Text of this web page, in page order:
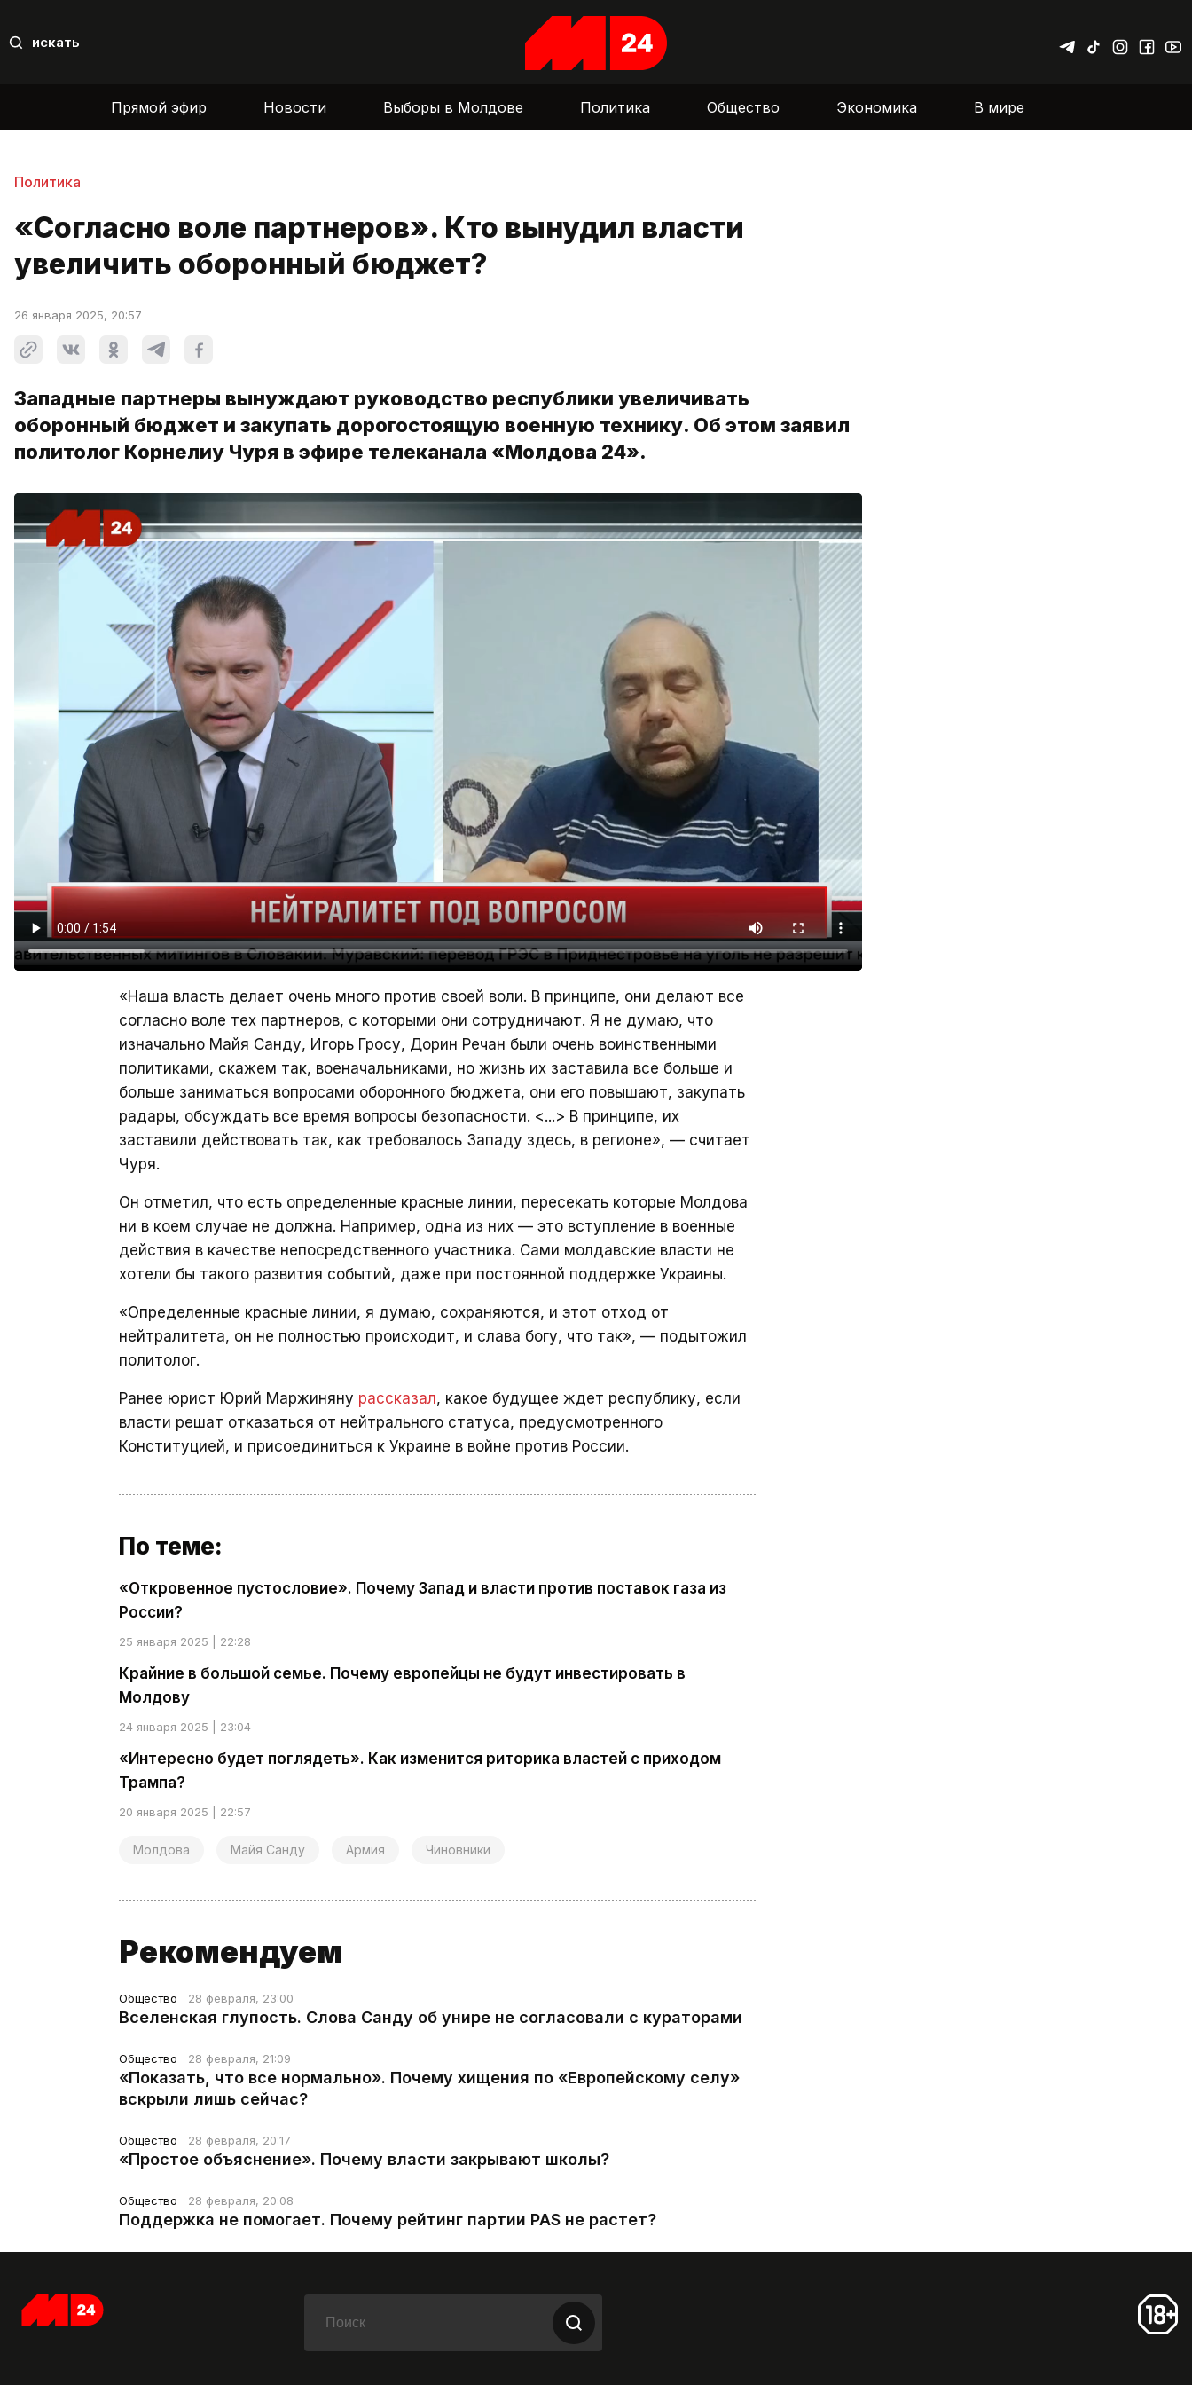
искать
Прямой эфир Новости Выборы в Молдове Политика Общество Экономика В мире
Политика
«Согласно воле партнеров». Кто вынудил власти
увеличить оборонный бюджет?
26 января 2025, 20:57
Западные партнеры вынуждают руководство республики увеличивать
оборонный бюджет и закупать дорогостоящую военную технику. Об этом заявил
политолог Корнелиу Чуря в эфире телеканала «Молдова 24».
«Наша власть делает очень много против своей воли. В принципе, они делают все
согласно воле тех партнеров, с которыми они сотрудничают. Я не думаю, что
изначально Майя Санду, Игорь Гросу, Дорин Речан были очень воинственными
политиками, скажем так, военачальниками, но жизнь их заставила все больше и
больше заниматься вопросами оборонного бюджета, они его повышают, закупать
радары, обсуждать все время вопросы безопасности. <...> В принципе, их
заставили действовать так, как требовалось Западу здесь, в регионе», — считает
Чуря.
Он отметил, что есть определенные красные линии, пересекать которые Молдова
ни в коем случае не должна. Например, одна из них — это вступление в военные
действия в качестве непосредственного участника. Сами молдавские власти не
хотели бы такого развития событий, даже при постоянной поддержке Украины.
«Определенные красные линии, я думаю, сохраняются, и этот отход от
нейтралитета, он не полностью происходит, и слава богу, что так», — подытожил
политолог.
Ранее юрист Юрий Маржиняну рассказал, какое будущее ждет республику, если
власти решат отказаться от нейтрального статуса, предусмотренного
Конституцией, и присоединиться к Украине в войне против России.
По теме:
«Откровенное пустословие». Почему Запад и власти против поставок газа из
России?
25 января 2025 | 22:28
Крайние в большой семье. Почему европейцы не будут инвестировать в
Молдову
24 января 2025 | 23:04
«Интересно будет поглядеть». Как изменится риторика властей с приходом
Трампа?
20 января 2025 | 22:57
Молдова Майя Санду Армия Чиновники
Рекомендуем
Общество 28 февраля, 23:00
Вселенская глупость. Слова Санду об унире не согласовали с кураторами
Общество 28 февраля, 21:09
«Показать, что все нормально». Почему хищения по «Европейскому селу»
вскрыли лишь сейчас?
Общество 28 февраля, 20:17
«Простое объяснение». Почему власти закрывают школы?
Общество 28 февраля, 20:08
Поддержка не помогает. Почему рейтинг партии PAS не растет?